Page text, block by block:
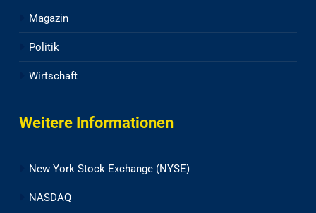
Magazin
Politik
Wirtschaft
Weitere Informationen
New York Stock Exchange (NYSE)
NASDAQ